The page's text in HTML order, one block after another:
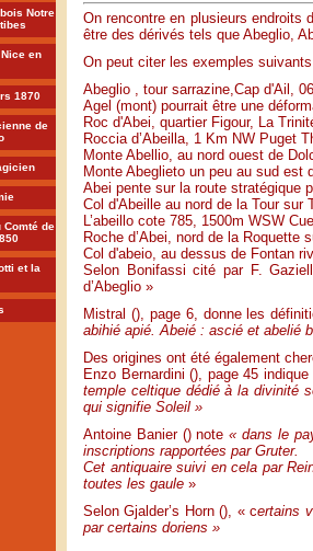
Notre
en
1870
de
Comté de
et la
On rencontre en plusieurs endroits
être des dérivés tels que Abeglio,
On peut citer les exemples
Abeglio , tour sarrazine,Cap d'Ail, 06
Agel (mont) pourrait être une
Roc d'Abei, quartier Figour, La
Roccia d’Abeilla, 1 Km NW Puget
Monte Abellio, au nord ouest de
Monte Abeglieto un peu au sud est
Abei pente sur la route stratégique
Col d'Abeille au nord de la Tour sur
L’abeillo cote 785, 1500m WSW
Roche d’Abei, nord de la Roquette
Col d'abeio, au dessus de Fontan
Selon Bonifassi cité par F.
d’Abeglio »
Mistral (), page 6, donne les
abihié apié. Abeié : ascié et abelié
Des origines ont été également
Enzo Bernardini (), page 45
temple celtique dédié à la divinité
qui signifie Soleil »
Antoine Banier () note« dans le
inscriptions rapportées par Gruter.
Cet antiquaire suivi en cela par
toutes les gaule »
Selon Gjalder’s Horn (), « certains
par certains doriens »